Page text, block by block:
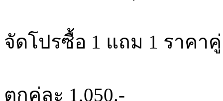
จัดโปรซื้อ 1 แถม 1 ราคาคู่
ตกคู่ละ 1,050.-